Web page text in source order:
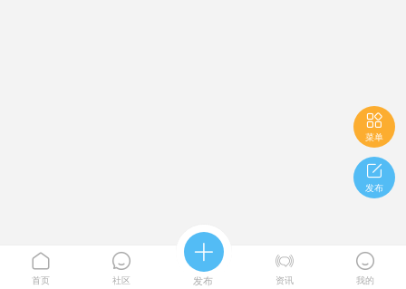

菜单

发布

首页

社区

发布

资讯

我的